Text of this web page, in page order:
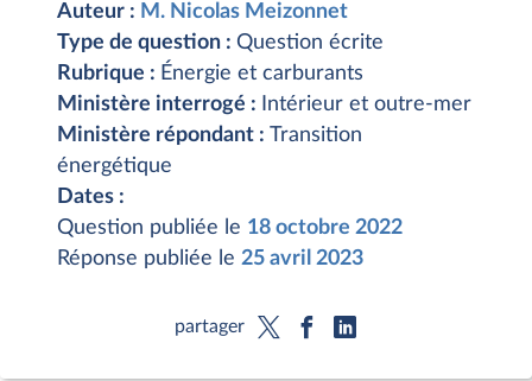
Auteur : M. Nicolas Meizonnet
Type de question : Question écrite
Rubrique : Énergie et carburants
Ministère interrogé :
Intérieur et outre-mer
Ministère répondant : Transition
énergétique
Dates :
Question publiée le 18 octobre 2022
Réponse publiée le 25 avril 2023
partager